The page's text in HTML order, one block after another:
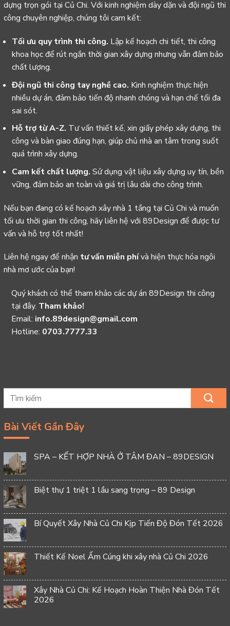
dựng trọn gói tại Củ Chi. Với kinh nghiệm dày dặn và đội ngũ thi
công chuyên nghiệp, chúng tôi cam kết:
Tối ưu quy trình thi công. Lập kế hoạch chi tiết, thi công
khoa học để rút ngắn thời gian xây dựng nhưng vẫn đảm bảo
chất lượng.
Đội ngũ thi công tay nghề cao. Kinh nghiệm thực hiện
nhiều dự án, đảm bảo tiến độ nhanh chóng và hạn chế tối đa
sai sót.
Hỗ trợ từ A-Z. Tư vấn thiết kế, xin giấy phép xây dựng, thi
công và bàn giao đúng hạn, giúp chủ nhà an tâm trong suốt
quá trình xây dựng.
Cam kết chất lượng. Sử dụng vật liệu xây dựng uy tín, bền
vững, đảm bảo an toàn và giá trị lâu dài cho công trình.
Nếu bạn đang có kế hoạch xây nhà 1 tầng tại Củ Chi và muốn
tối ưu thời gian thi công, hãy liên hệ với 89Design để được tư
vấn và hỗ trợ tốt nhất!
Liên hệ ngay để nhận tư vấn miễn phívà hiện thực hóa ngôi
nhà mơ ước của bạn!
Quý khách có thể tham khảo các dự án 89Design thi công
tại đây. Tham khảo!
Email: info.89design@gmail.com
Hotline: 0703.7777.33
Bài Viết Gần Đây
SPA – KẾT HỢP NHÀ Ở TÂM ĐAN – 89DESIGN
Biệt thự 1 triệt 1 lầu sang trọng – 89 Design
Bí Quyết Xây Nhà Củ Chi Kịp Tiến Độ Đón Tết 2026
Thiết Kế Noel Ấm Cúng khi xây nhà Củ Chi 2026
Xây Nhà Củ Chi: Kế Hoạch Hoàn Thiện Nhà Đón Tết
2026